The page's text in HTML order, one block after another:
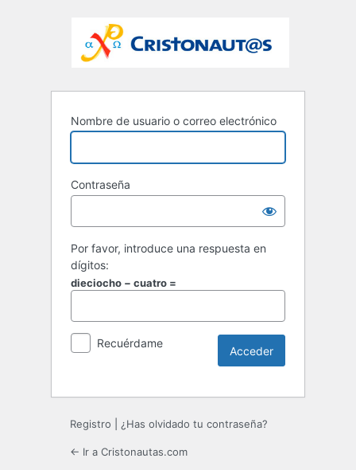
Nombre de usuario o correo electrónico
Contraseña
Por favor, introduce una respuesta en
dígitos:
dieciocho − cuatro =
Recuérdame
Registro ¿Has olvidado tu contraseña?
← Ir a Cristonautas.com